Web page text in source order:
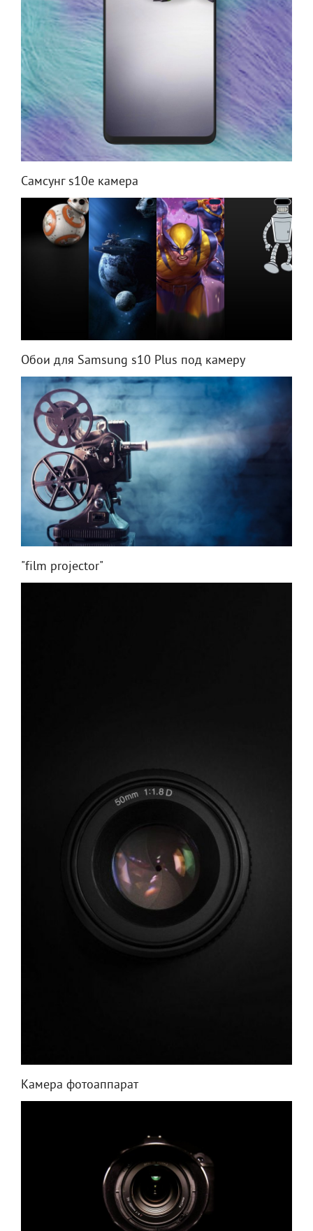
Самсунг s10e камера
Обои для Samsung s10 Plus под камеру
"film projector"
Камера фотоаппарат